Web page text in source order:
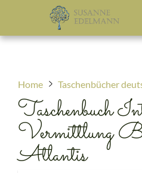
Home Taschenbücher
Taschenbuch
Vermittlung
Atlantis